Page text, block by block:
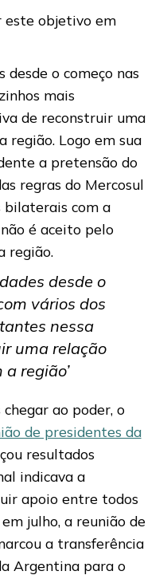
este objetivo em
o começo nas
mais
de reconstruir uma
região. Logo em sua
a pretensão do
regras do Mercosul
bilaterais com a
é aceito pelo
região.
desde o
vários dos
nessa
uma relação
região’
ao poder, o
de presidentes da
resultados
indicava a
apoio entre todos
julho, a reunião de
a transferência
Argentina para o